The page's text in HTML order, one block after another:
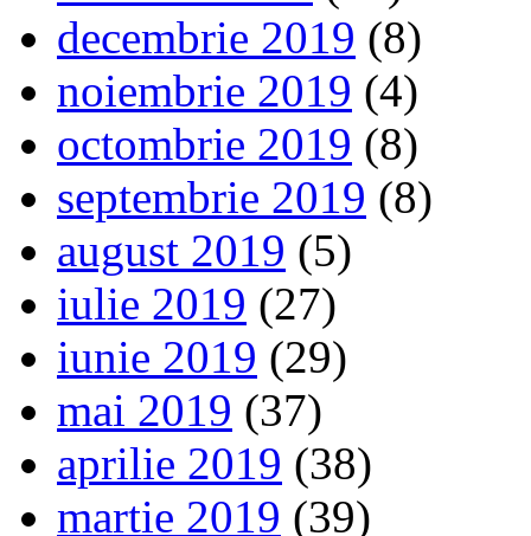
decembrie 2019 (8)
noiembrie 2019 (4)
octombrie 2019 (8)
septembrie 2019 (8)
august 2019 (5)
iulie 2019 (27)
iunie 2019 (29)
mai 2019 (37)
aprilie 2019 (38)
martie 2019 (39)